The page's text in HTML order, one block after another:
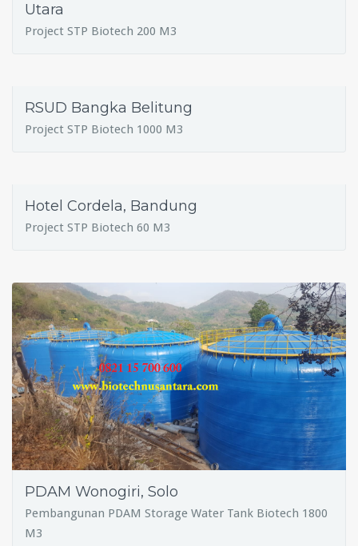
Utara
Project STP Biotech 200 M3
RSUD Bangka Belitung
Project STP Biotech 1000 M3
Hotel Cordela, Bandung
Project STP Biotech 60 M3
PDAM Wonogiri, Solo
Pembangunan PDAM Storage Water Tank Biotech 1800
M3